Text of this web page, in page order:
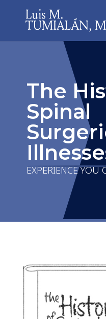
The
Spinal
EXPERIENCE YOU